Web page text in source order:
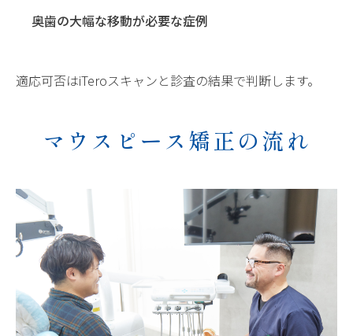
奥歯の大幅な移動が必要な症例
適応可否はiTeroスキャンと診査の結果で判断します。
マウスピース矯正の流れ